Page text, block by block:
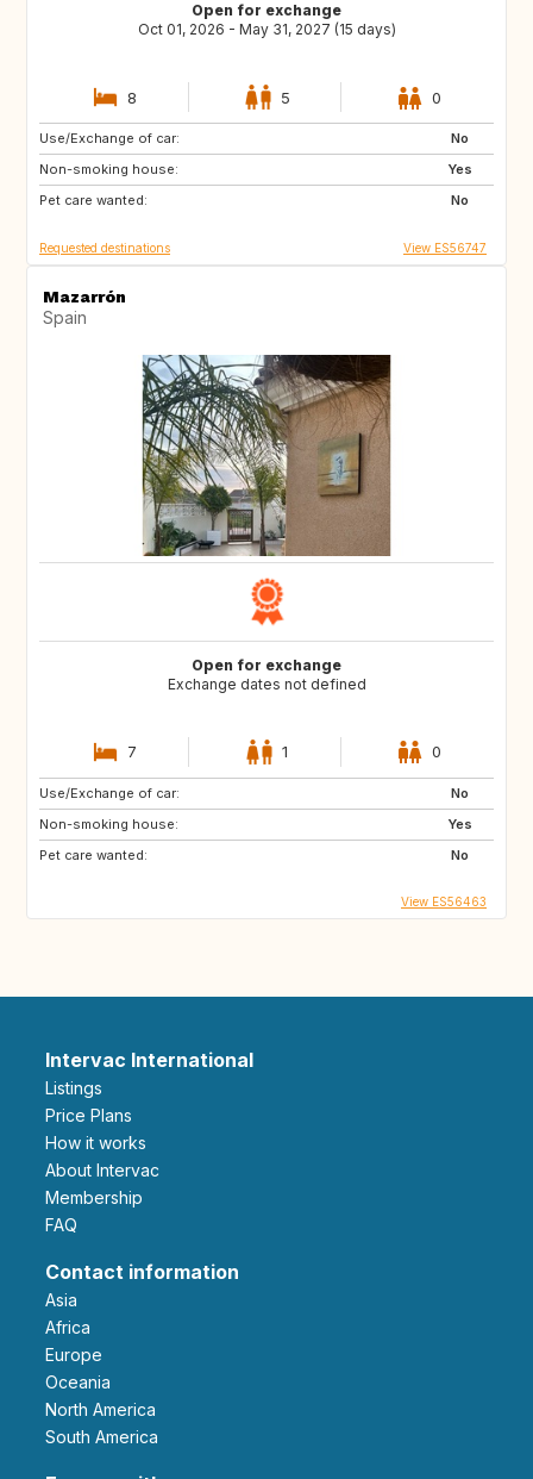
Open for exchange
Oct 01, 2026 - May 31, 2027 (15 days)
8 5 0
Use/Exchange of car:
No
Non-smoking house:
Yes
Pet care wanted:
No
NL
Requested destinations View ES56747
Mazarrón
Spain
Open for exchange
Exchange dates not defined
7 1 0
Use/Exchange of car:
No
Non-smoking house:
Yes
Pet care wanted:
No
View ES56463
Intervac International
Listings
Price Plans
How it works
About Intervac
Membership
FAQ
Contact information
Asia
Africa
Europe
Oceania
North America
South America